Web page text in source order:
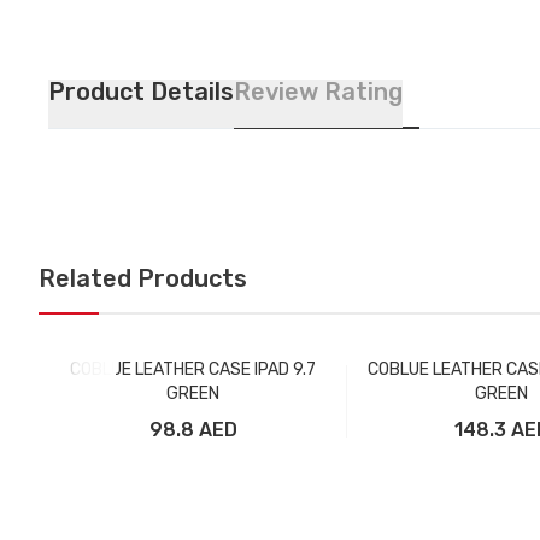
Product DetailsReview Rating
Related Products
COBLUE LEATHER CASE IPAD 9.7
GREEN
98.8 AED
COBLUE LEATHER
GREEN
148.3